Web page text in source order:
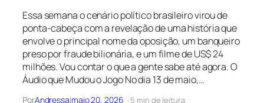
Essa semana o cenário político brasileiro virou de
ponta-cabeça com a revelação de uma história que
envolve o principal nome da oposição, um banqueiro
preso por fraude bilionária, e um filme de US$ 24
milhões. Vou contar o que a gente sabe até agora. O
Áudio que Mudou o Jogo No dia 13 de maio,…
PorAndressa|maio 20, 2026 · 5 min de leitura